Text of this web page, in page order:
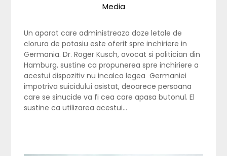
Media
Un aparat care administreaza doze letale de
clorura de potasiu este oferit spre inchiriere in
Germania. Dr. Roger Kusch, avocat si politician din
Hamburg, sustine ca propunerea spre inchiriere a
acestui dispozitiv nu incalca legea Germaniei
impotriva suicidului asistat, deoarece persoana
care se sinucide va fi cea care apasa butonul. El
sustine ca utilizarea acestui…